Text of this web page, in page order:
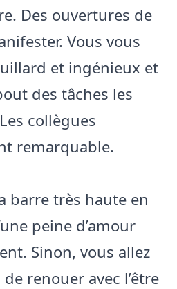
Des ouvertures de
Vous vous
et ingénieux et
des tâches les
collègues
remarquable.
barre très haute en
peine d’amour
Sinon, vous allez
renouer avec l’être